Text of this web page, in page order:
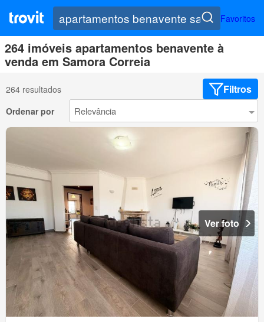
Favoritos
264 imóveis apartamentos benavente à
venda em Samora Correia
264 resultados Filtros
Ordenar por
Ver foto